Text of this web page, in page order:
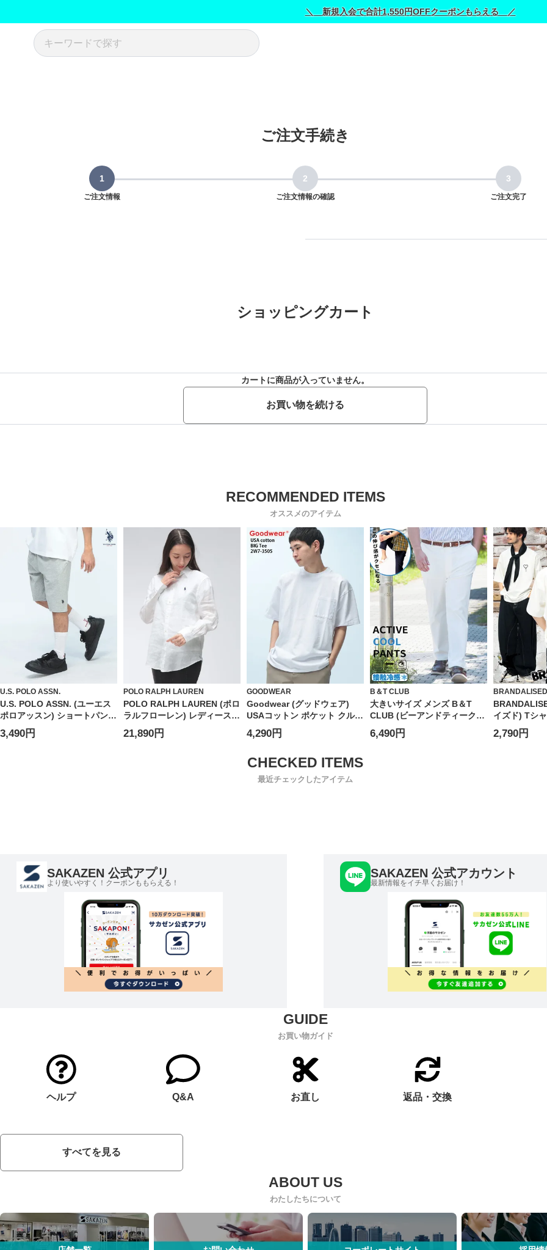
＼ 新規入会で合計1,550円OFFクーポンもらえる ／
ご注文手続き
ご注文情報 ご注文情報の確認 ご注文完了
ショッピングカート
カートに商品が入っていません。
お買い物を続ける
オススメのアイテム
U.S. POLO ASSN.
U.S. POLO ASSN. (ユーエス
ポロアッスン) ショートパンツ
接触冷感 ワンポイント ハーフ
パンツ ボトムス 半ズボン シ
3,490円
POLO RALPH LAUREN
POLO RALPH LAUREN (ポロ
ラルフローレン) レディース
シャツ 長袖 麻100％ ロゴ ワ
ンポイント レギュラーカラー
21,890円
GOODWEAR
Goodwear (グッドウェア)
USAコットン ポケット クルー
ネック 半袖 Tシャツ BIG Tee
4,290円
B＆T CLUB
大きいサイズ メンズ B＆T
CLUB (ビーアンドティークラ
ブ) COOL ストレッチ 無地 ア
クティブパンツ
6,490円
BRANDALISED
イズド) Tシ
感 UVカット
レッチ クル
2,790円
最近チェックしたアイテム
SAKAZEN 公式アプリ
より使いやすく！クーポンももらえる！
SAKAZEN 公式アカウント
最新情報をイチ早くお届け！
お買い物ガイド
ヘルプ Q&A お直し 返品・交換
すべてを見る
わたしたちについて